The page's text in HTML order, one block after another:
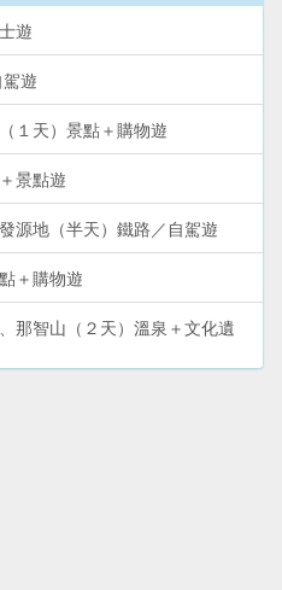
遊
遊
１天）景點＋購物遊
景點遊
源地（半天）鐵路／自駕遊
＋購物遊
那智山（２天）溫泉＋文化遺